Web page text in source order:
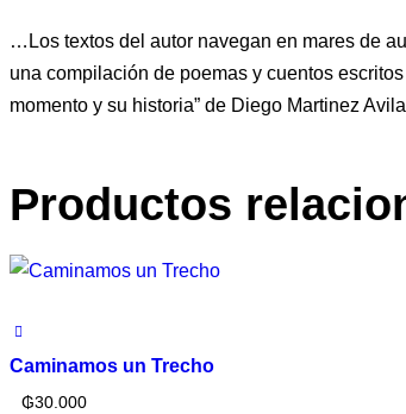
…Los textos del autor navegan en mares de
una compilación de poemas y cuentos
momento y su historia” de Diego Martinez
Productos
Caminamos un Trecho
₲30.000